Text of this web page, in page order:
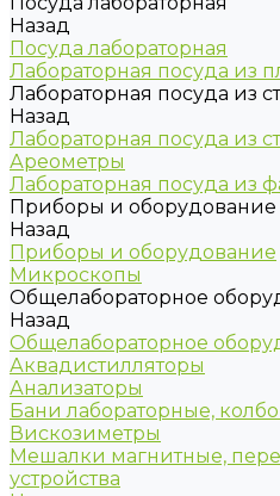
Назад
Посуда лабораторная
Лабораторная посуда из
Лабораторная посуда из
Назад
Лабораторная посуда из
Ареометры
Лабораторная посуда из
Приборы и оборудование
Назад
Приборы и оборудование
Микроскопы
Общелабораторное
Назад
Общелабораторное
Аквадистилляторы
Анализаторы
Бани лабораторные,
Вискозиметры
Мешалки магнитные,
устройства